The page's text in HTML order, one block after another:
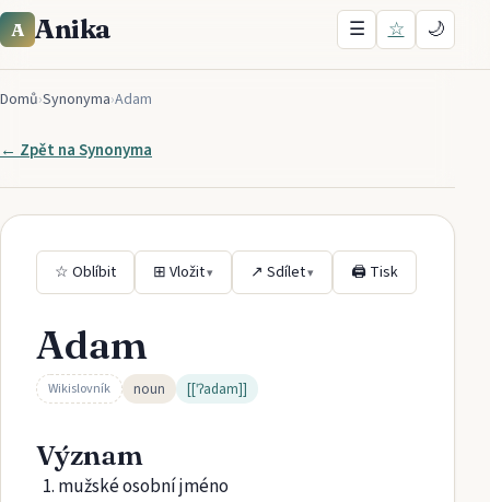
A Anika ☰ ☆ 🌙
Domů›Synonyma›Adam
← Zpět naSynonyma
☆ Oblíbit ⊞ Vložit▾ ↗ Sdílet▾ 🖨 Tisk
Adam
Wikislovník noun [[ˈʔadam]]
Význam
mužské osobní jméno